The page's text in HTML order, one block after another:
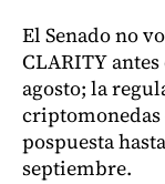
El Senado no
CLARITY
agosto; la
criptomonedas
pospuesta
septiembre.